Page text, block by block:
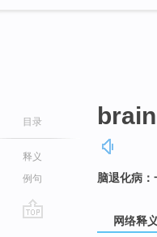
目录
释义
例句
脑退化病
网络释义